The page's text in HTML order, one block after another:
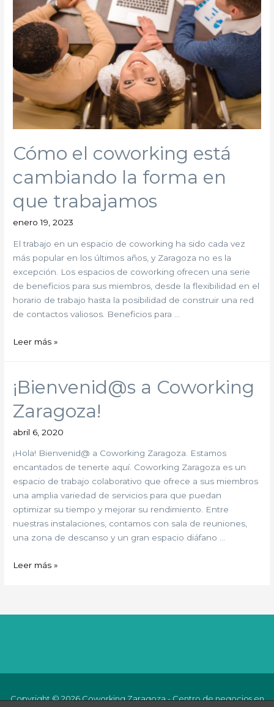
Cómo el coworking está
cambiando la forma en
que trabajamos
enero 19, 2023
El trabajo en un espacio de coworking ha sido cada vez
más popular en los últimos años, y Zaragoza no es la
excepción. Los espacios de coworking ofrecen una serie
de beneficios para sus miembros, desde la flexibilidad en el
horario de trabajo hasta la posibilidad de construir una red
de contactos valiosos. Beneficios para …
Leer más »
¡Bienvenid@s a Coworking
Zaragoza!
abril 6, 2020
¡Hola! Bienvenid@ a Coworking Zaragoza. Estamos
encantados de tenerte aquí. Coworking Zaragoza es un
espacio de trabajo colaborativo que ofrece a sus miembros
una amplia variedad de servicios para que puedan
optimizar su tiempo y mejorar su rendimiento. Entre
nuestras instalaciones, contamos con sala de reuniones,
una zona de descanso y un gran espacio diáfano …
Leer más »
Copyright © 2026 Coworking Zaragoza - Centro de negocios en